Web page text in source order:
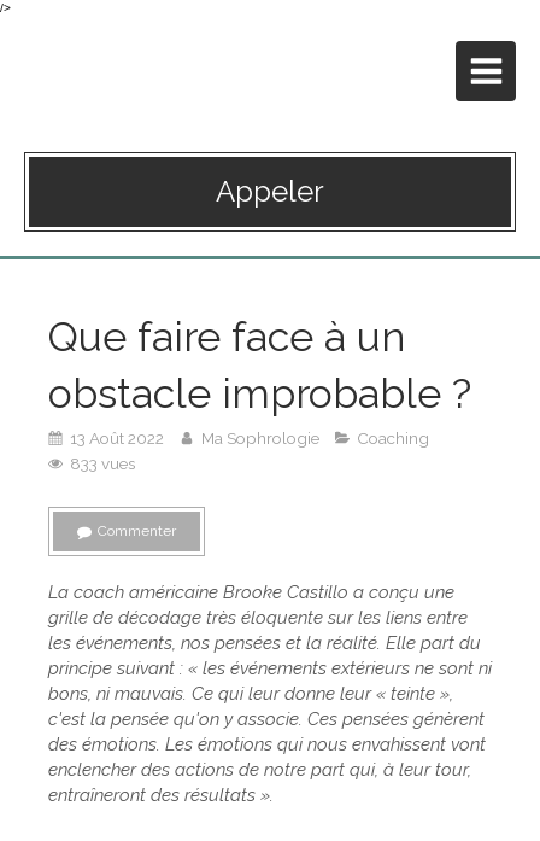
/>
Appeler
Que faire face à un
obstacle improbable ?
13 Août 2022 Ma Sophrologie
Coaching
833 vues
Commenter
La coach américaine Brooke Castillo a conçu une
grille de décodage très éloquente sur les liens entre
les événements, nos pensées et la réalité. Elle part du
principe suivant : « les événements extérieurs ne sont ni
bons, ni mauvais. Ce qui leur donne leur « teinte »,
c'est la pensée qu'on y associe. Ces pensées génèrent
des émotions. Les émotions qui nous envahissent vont
enclencher des actions de notre part qui, à leur tour,
entraîneront des résultats ».